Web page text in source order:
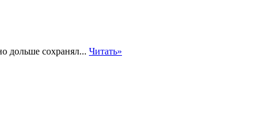
дольше сохранял... Читать»